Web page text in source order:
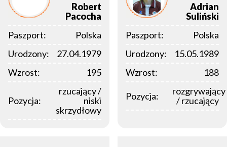
Robert
Pacocha
Paszport:
Polska
Urodzony:
27.04.1979
Wzrost:
195
Pozycja:
rzucający /
niski
skrzydłowy
Adrian
Suliński
Paszport:
Polska
Urodzony:
15.05.1989
Wzrost:
188
Pozycja:
rozgrywający
/ rzucający